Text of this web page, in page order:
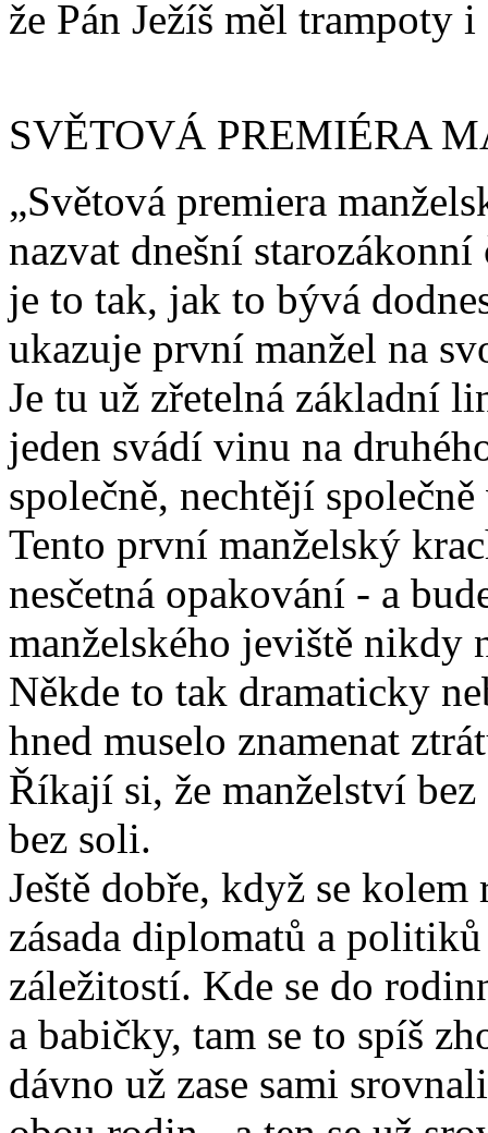
že Pán Ježíš měl trampoty
SVĚTOVÁ PREMIÉRA
„Světová premiera
nazvat dnešní
je to tak, jak to bývá
ukazuje první manžel na
Je tu už zřetelná základní
jeden svádí vinu na
společně, nechtějí
Tento první manželský
nesčetná opakování - a
manželského jeviště nikdy
Někde to tak dramaticky
hned muselo znamenat
Říkají si, že manželství
bez soli.
Ještě dobře, když se
zásada diplomatů a
záležitostí. Kde se do
a babičky, tam se to spíš
dávno už zase sami